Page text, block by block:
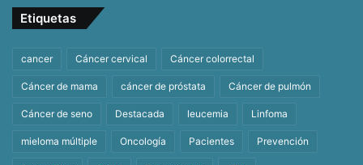
Etiquetas
cancer Cáncer cervical Cáncer colorrectal
Cáncer de mama cáncer de próstata Cáncer de pulmón
Cáncer de seno Destacada leucemia Linfoma
mieloma múltiple Oncología Pacientes Prevención